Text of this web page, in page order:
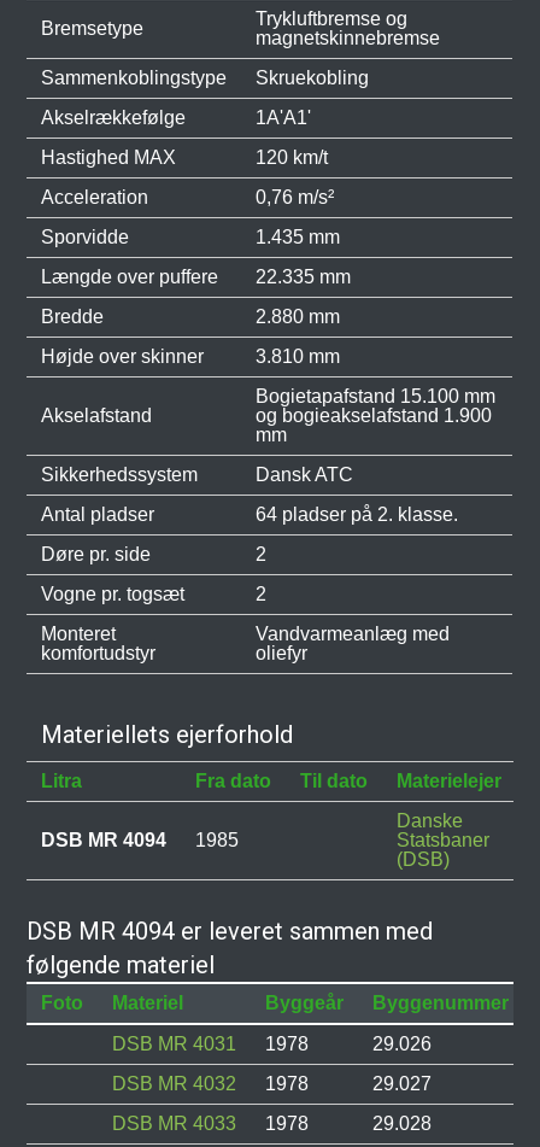
Bremsetype
Trykluftbremse og
magnetskinnebremse
Sammenkoblingstype
Skruekobling
Akselrækkefølge
1A'A1'
Hastighed MAX
120 km/t
Acceleration
0,76 m/s²
Sporvidde
1.435 mm
Længde over puffere
22.335 mm
Bredde
2.880 mm
Højde over skinner
3.810 mm
Akselafstand
Bogietapafstand 15.100 mm
og bogieakselafstand 1.900
mm
Sikkerhedssystem
Dansk ATC
Antal pladser
64 pladser på 2. klasse.
Døre pr. side
2
Vogne pr. togsæt
2
Monteret
komfortudstyr
Vandvarmeanlæg med
oliefyr
Materiellets ejerforhold
Litra Fra dato Til dato Materielejer
DSB MR 4094 1985
Danske
Statsbaner
(DSB)
DSB MR 4094 er leveret sammen med
følgende materiel
Foto Materiel Byggeår Byggenummer
DSB MR 4031
1978
29.026
DSB MR 4032
1978
29.027
DSB MR 4033
1978 29.028